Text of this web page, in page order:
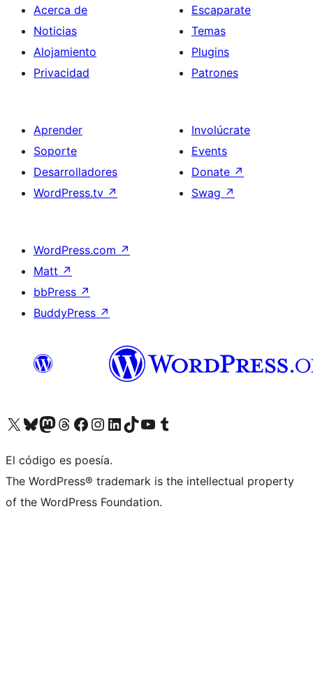
Acerca de
Noticias
Alojamiento
Privacidad
Escaparate
Temas
Plugins
Patrones
Aprender
Soporte
Desarrolladores
WordPress.tv ↗
Involúcrate
Events
Donate ↗
Swag ↗
WordPress.com ↗
Matt ↗
bbPress ↗
BuddyPress ↗
Visit our X (formerly Twitter) account
Visit our Bluesky account
Visit our Mastodon account
Visit our Threads account
Visita nuestra página de Facebook
Visita nuestra cuenta de Instagram
Visita nuestra cuenta de LinkedIn
Visit our TikTok account
Visita nuestro canal de YouTube
Visit our Tumblr account
El código es poesía.
The WordPress® trademark is the intellectual property
of the WordPress Foundation.